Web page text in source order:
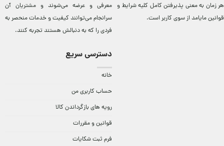
هر زمان به معنی پذیرفتن کامل کلیهشرایط و
قوانین مایامداز سوی کاربر است.
معرفی و عرضه می‌شوند و مشتريان آن
سرانجام می‌توانند کيفيت و خدمات منحصر به
فردی را که به دنبالش هستند تجربه کنند.
دسترسی سریع
خانه
حساب کاربری من
رویه های بازگرداندن کالا
قوانین و مقررات
فرم ثبت شکایات